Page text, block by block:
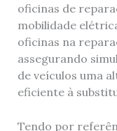
oficinas de
mobilidade
oficinas na
assegurando
de veículos uma
eficiente à
Tendo por